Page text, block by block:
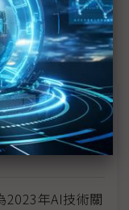
模型與指令學習
2023年AI技術關